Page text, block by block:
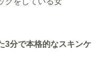
3分で本格的なスキンケ